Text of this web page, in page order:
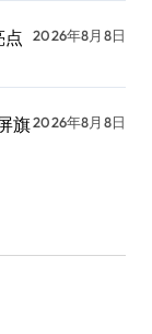
点
2026年8月8日
旗2026年8月8日